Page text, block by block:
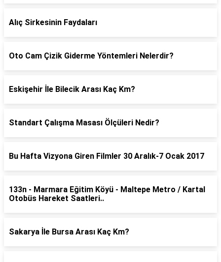
Alıç Sirkesinin Faydaları
Oto Cam Çizik Giderme Yöntemleri Nelerdir?
Eskişehir İle Bilecik Arası Kaç Km?
Standart Çalışma Masası Ölçüleri Nedir?
Bu Hafta Vizyona Giren Filmler 30 Aralık-7 Ocak 2017
133n - Marmara Eğitim Köyü - Maltepe Metro / Kartal
Otobüs Hareket Saatleri..
Sakarya İle Bursa Arası Kaç Km?